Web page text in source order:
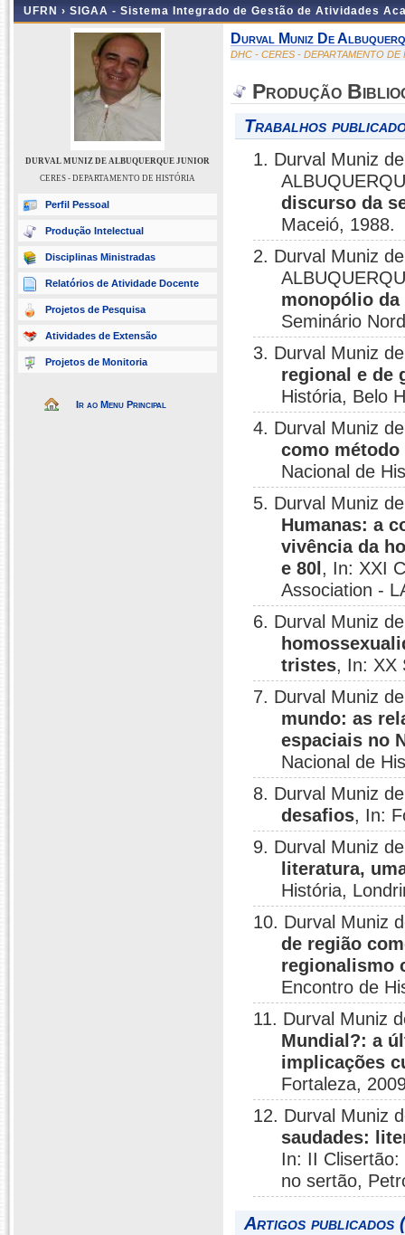
UFRN › SIGAA - Sistema Integrado de Gestão de Atividades
DURVAL MUNIZ DE ALBUQUERQUE JUNIOR
CERES - DEPARTAMENTO DE HISTÓRIA
Perfil Pessoal
Produção Intelectual
Disciplinas Ministradas
Relatórios de Atividade Docente
Projetos de Pesquisa
Atividades de Extensão
Projetos de Monitoria
Ir ao Menu Principal
Durval Muniz De
DHC - CERES - DEPARTAMENTO DE
Produção
Trabalhos
1. Durval Muniz
discurso da
Maceió, 1988.
2. Durval Muniz
monopólio da
Seminário
3. Durval Muniz
regional e de
História, Belo
4. Durval Muniz
como
Nacional de
5. Durval Muniz
Humanas: a
vivência da
e 80l , In: XXI
Association -
6. Durval Muniz
tristes, In: XX
7. Durval Muniz
mundo: as
espaciais no
Nacional de
8. Durval Muniz
desafios, In:
9. Durval Muniz
literatura,
História,
10. Durval Muniz
de região
regionalismo
Encontro de
11. Durval Muniz
Mundial?: a
implicações
Fortaleza,
12. Durval Muniz
saudades:
In: II
no sertão,
Artigos publicados